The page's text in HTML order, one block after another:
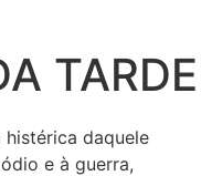
TARDE
histérica daquele
e à guerra,